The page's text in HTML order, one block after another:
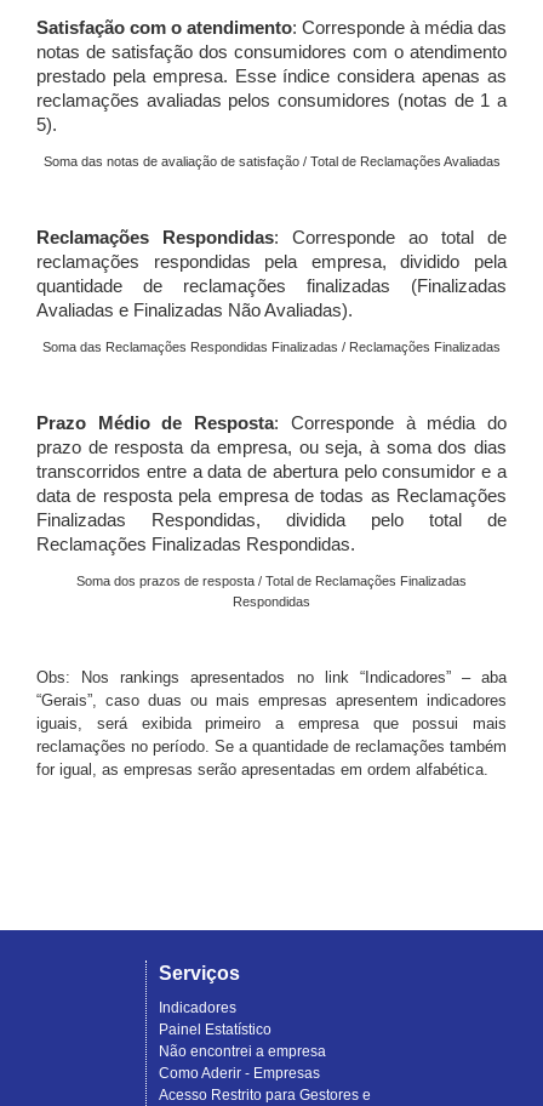
Satisfação com o atendimento: Corresponde à média das
notas de satisfação dos consumidores com o atendimento
prestado pela empresa. Esse índice considera apenas as
reclamações avaliadas pelos consumidores (notas de 1 a
5).
Soma das notas de avaliação de satisfação / Total de Reclamações Avaliadas
Reclamações Respondidas: Corresponde ao total de
reclamações respondidas pela empresa, dividido pela
quantidade de reclamações finalizadas (Finalizadas
Avaliadas e Finalizadas Não Avaliadas).
Soma das Reclamações Respondidas Finalizadas / Reclamações Finalizadas
Prazo Médio de Resposta: Corresponde à média do
prazo de resposta da empresa, ou seja, à soma dos dias
transcorridos entre a data de abertura pelo consumidor e a
data de resposta pela empresa de todas as Reclamações
Finalizadas Respondidas, dividida pelo total de
Reclamações Finalizadas Respondidas.
Soma dos prazos de resposta / Total de Reclamações Finalizadas
Respondidas
Obs: Nos rankings apresentados no link “Indicadores” – aba
“Gerais”, caso duas ou mais empresas apresentem indicadores
iguais, será exibida primeiro a empresa que possui mais
reclamações no período. Se a quantidade de reclamações também
for igual, as empresas serão apresentadas em ordem alfabética.
Serviços
Indicadores
Painel Estatístico
Não encontrei a empresa
Como Aderir - Empresas
Acesso Restrito para Gestores e